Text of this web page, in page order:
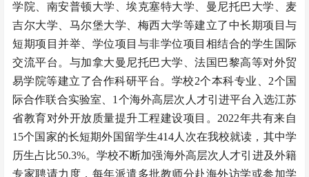
学院、南安普顿大学、埃克塞特大学、曼尼托巴大学、麦
吉尔大学、马尔堡大学、梅西大学等建立了中长期项目与
短期项目并举、学位项目与非学位项目相结合的学生国际
交流平台。与加拿大曼尼托巴大学、法国巴黎高等对外贸
易学院等建立了合作科研平台。学校2个本科专业、2个国
际合作联合实验室、1个海外高层次人才引进平台入选江苏
省教育对外开放质量提升工程建设项目。2022年共有来自
15个国家的长短期外国留学生414人次在我校就读，其中学
历生占比50.3%。学校不断加强海外高层次人才引进及外籍
专家聘请力度，每年派遣多批教师分赴海外访学或参加学